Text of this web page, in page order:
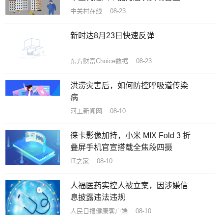
新突围
中关村在线 08-23
新时达8月23日快速反弹
东方财富Choice数据 08-23
洪涝灾害后，如何防控呼吸道传染
病
河工新闻网 08-10
徕卡影像加持，小米 MIX Fold 3 折
叠屏手机官宣搭载全焦段四摄
IT之家 08-10
人福医药实控人被立案，因涉嫌信
息披露违法违规
人民日报健康客户端 08-10